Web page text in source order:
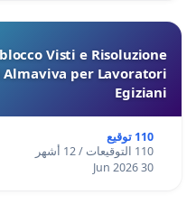
Visti e Risoluzione
per Lavoratori
Egiziani
110 توقيع
110 التوقيعات / 12 أشهر
30 Jun 2026